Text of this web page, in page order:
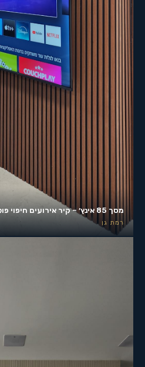
מסך 85 אינץ׳ – קיר אירועים חיפוי פולימרי
רמת גן